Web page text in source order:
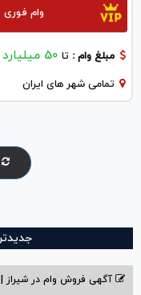
وام
مبلغ وام : تا 50 میلیارد
تمامی شهر های ایران
آگهی فروش وام در شیراز |